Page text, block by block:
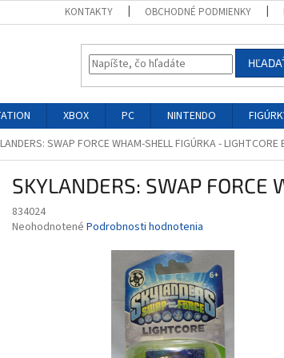
KONTAKTY OBCHODNÉ PODMIENKY
XBOX PC NINTENDO
SWAP FORCE WHAM-SHELL FIGÚRKA - LIGHTCORE
SKYLANDERS: SWAP FORCE
834024
Priemerné
Neohodnotené Podrobnosti hodnotenia